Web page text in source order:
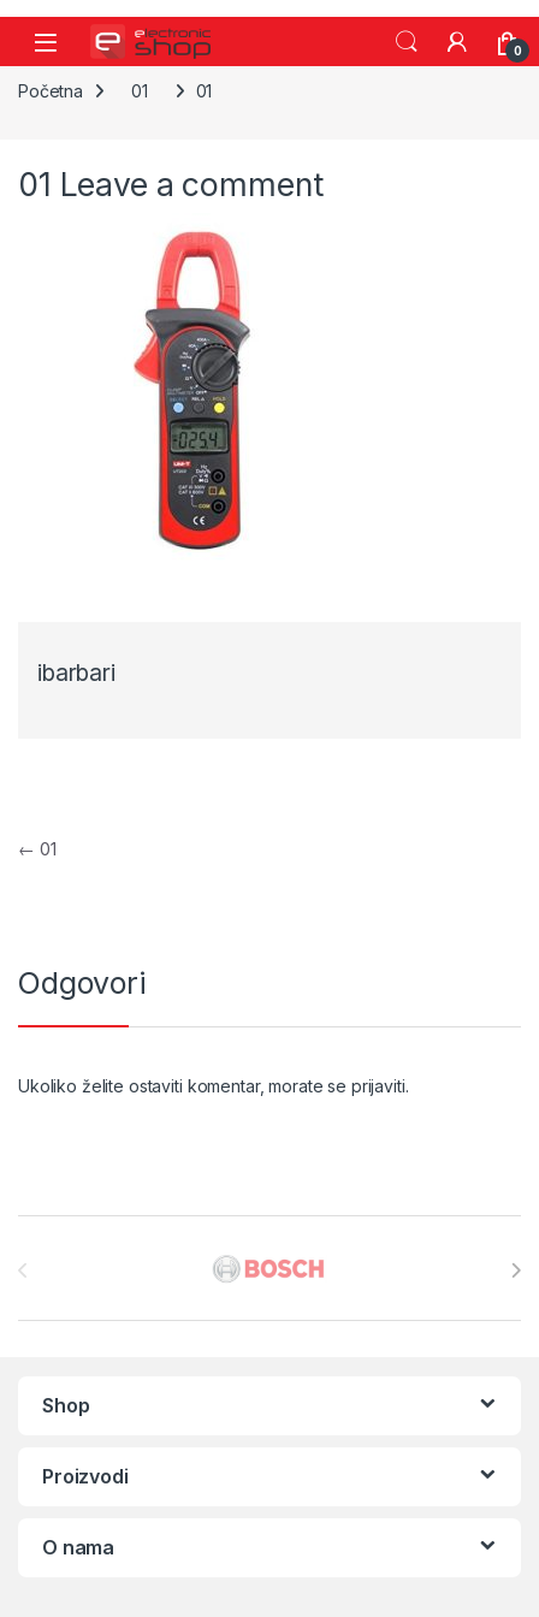
Skip to navigation
Skip to content
0
Početna 01 01
01 Leave a comment
ibarbari
Navigacija objava
← 01
Odgovori
Ukoliko želite ostaviti komentar, morate se prijaviti.
Shop
Proizvodi
O nama